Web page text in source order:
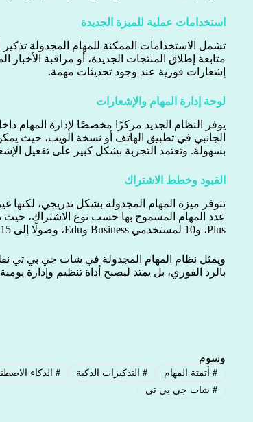
استخدامات عملية للميزة الجديدة
تشمل الاستخدامات الممكنة للمهام المجدولة تذكير
متابعة إطلاق المنتجات الجديدة، أو مراقبة
إشعارات فورية عند وجود تحديثات مهمة.
لوحة إدارة المهام والإشعارات
يوفر النظام الجديد مركزًا مخصصًا لإدارة
الجانبي في تطبيق الهاتف أو نسخة الويب، حيث
بسهولة. وتعتمد التجربة بشكل كبير على تفعيل
القيود وخطط الاشتراك
تتوفر ميزة المهام المجدولة بشكل تدريجي، لكنها
Plus، و10 لمستخدمي Business وEdu، وصولًا إلى 15 مهمة لمستخدمي Pro وEnterprise.
ويمثل نظام المهام المجدولة في شات جي بي تي
بالرد الفوري، بل يمتد ليصبح أداة تنظيم وإدارة
وسوم
#أتمتة المهام #التذكيرات الذكية # الذكاء
#شات جي بي تي